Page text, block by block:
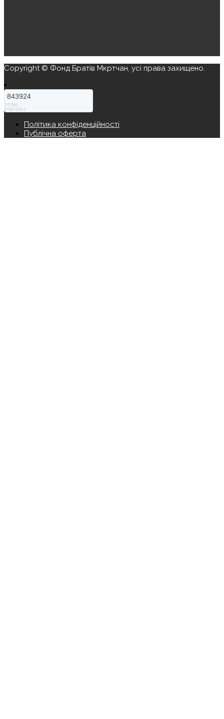
Copyright © Фонд Братів Мкртчан, усі права захищено.
843924
TOTAL
VISITORS
Політика конфіденційності
Публічна оферта